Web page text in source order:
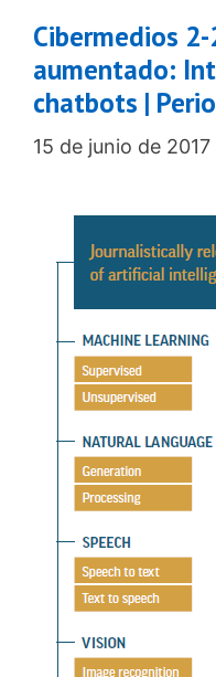
Cibermedios
aumentado:
chatbots |
15 de junio de 2017